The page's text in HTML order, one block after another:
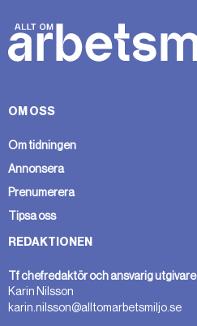
OM OSS
Om tidningen
Annonsera
Prenumerera
Tipsa oss
REDAKTIONEN
Tf chefredaktör och ansvarig utgivare
Karin Nilsson
karin.nilsson@alltomarbetsmiljo.se